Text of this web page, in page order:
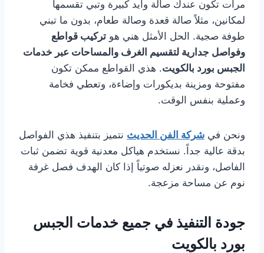
مرات تكون عندك صالة وايد كبيرة وتبي تقسمها
لمكانين، مثلاً صالة قعدة وصالة طعام، بدون ما تبني
طوفة صجية. الحل الأمثل هني هو تركيب قواطع
وفواصل جدارية لتقسيم الغرف والمساحات عبر خدمات
الجبس بورد بالكويت. هذي القواطع ممكن تكون
مفتوحة ومزينة بديكورات وإضاءة، وتعطي فخامة
وعملية بنفس الوقت.
ونحن في شركة الفن الحديث نتميز بتنفيذ هذي الفواصل
بدقة عالية جداً. نستخدم هياكل معدنية قوية تضمن ثبات
الفاصل، ونقدر نعزله صوتياً إذا كان الهدف فصل غرفة
نوم عن مساحة مزعجة.
جودة التنفيذ في جميع خدمات الجبس
بورد بالكويت